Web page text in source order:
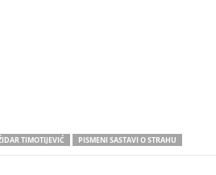
TIMOTIJEVIĆ PISMENI SASTAVI O STRAHU